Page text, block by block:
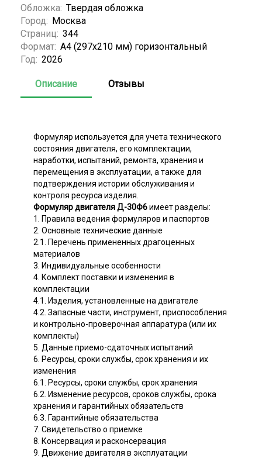
Обложка: Твердая обложка
Город: Москва
Страниц: 344
Формат: А4 (297x210 мм) горизонтальный
Год: 2026
Описание Отзывы
Формуляр используется для учета технического
состояния двигателя, его комплектации,
наработки, испытаний, ремонта, хранения и
перемещения в эксплуатации, а также для
подтверждения истории обслуживания и
контроля ресурса изделия.
Формуляр двигателя Д-30Ф6имеет разделы:
1. Правила ведения формуляров и паспортов
2. Основные технические данные
2.1. Перечень примененных драгоценных
материалов
3. Индивидуальные особенности
4. Комплект поставки и изменения в
комплектации
4.1. Изделия, установленные на двигателе
4.2. Запасные части, инструмент, приспособления
и контрольно-проверочная аппаратура (или их
комплекты)
5. Данные приемо-сдаточных испытаний
6. Ресурсы, сроки службы, срок хранения и их
изменения
6.1. Ресурсы, сроки службы, срок хранения
6.2. Изменение ресурсов, сроков службы, срока
хранения и гарантийных обязательств
6.3. Гарантийные обязательства
7. Свидетельство о приемке
8. Консервация и расконсервация
9. Движение двигателя в эксплуатации